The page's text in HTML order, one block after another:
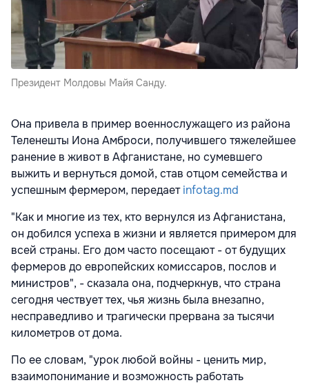
Президент Молдовы Майя Санду.
Она привела в пример военнослужащего из района
Теленешты Иона Амброси, получившего тяжелейшее
ранение в живот в Афганистане, но сумевшего
выжить и вернуться домой, став отцом семейства и
успешным фермером, передаетinfotag.md
"Как и многие из тех, кто вернулся из Афганистана,
он добился успеха в жизни и является примером для
всей страны. Его дом часто посещают - от будущих
фермеров до европейских комиссаров, послов и
министров", - сказала она, подчеркнув, что страна
сегодня чествует тех, чья жизнь была внезапно,
несправедливо и трагически прервана за тысячи
километров от дома.
По ее словам, "урок любой войны - ценить мир,
взаимопонимание и возможность работать